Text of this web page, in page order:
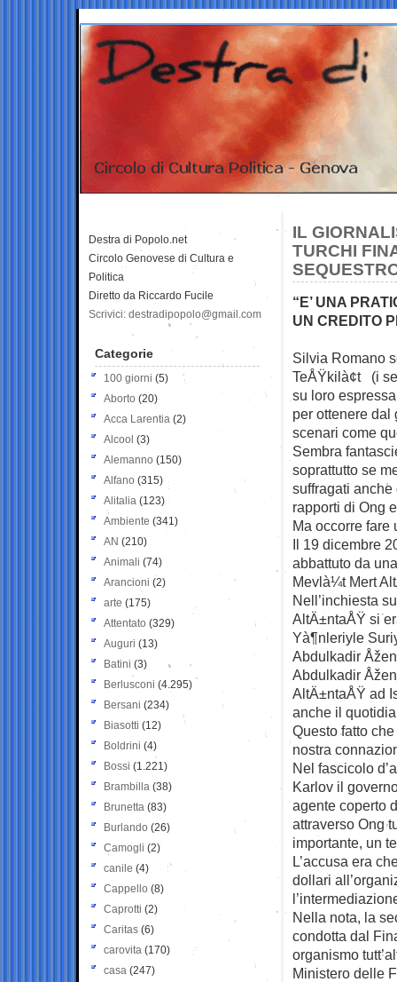
IL
TURCHI
“E’ UNA
UN CREDITO
Silvia Romano
TeÅŸkilà¢t (i
su loro
per ottenere dal
scenari come
Sembra
soprattutto se
suffragati
rapporti di Ong
Ma occorre fare
Il 19 dicembre
abbattuto da
Mevlà¼t Mert
Nell’inchiesta
AltÄ±ntaÅŸ si
Yà¶nleriyle
Abdulkadir
Abdulkadir
AltÄ±ntaÅŸ ad
anche il
Questo fatto
nostra
Nel fascicolo
Karlov il
agente coperto
attraverso Ong
importante, un
L’accusa era
dollari
Nella nota, la
condotta dal
organismo
Ministero delle
Destra di Popolo.net
Circolo Genovese di Cultura e
Politica
Diretto da Riccardo Fucile
Scrivici: destradipopolo@gmail.com
Categorie
100 giorni (5)
Aborto (20)
Acca Larentia (2)
Alcool (3)
Alemanno (150)
Alfano (315)
Alitalia (123)
Ambiente (341)
AN (210)
Animali (74)
Arancioni (2)
arte (175)
Attentato (329)
Auguri (13)
Batini (3)
Berlusconi (4.295)
Bersani (234)
Biasotti (12)
Boldrini (4)
Bossi (1.221)
Brambilla (38)
Brunetta (83)
Burlando (26)
Camogli (2)
canile (4)
Cappello (8)
Caprotti (2)
Caritas (6)
carovita (170)
casa (247)